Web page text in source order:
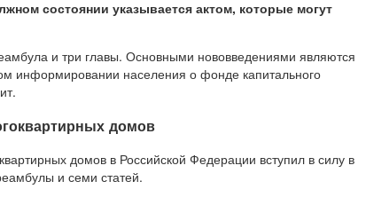
состоянии указывается актом, которые могут
и три главы. Основными нововведениями являются
информировании населения о фонде капитального
домов
домов в Российской Федерации вступил в силу в
и семи статей.